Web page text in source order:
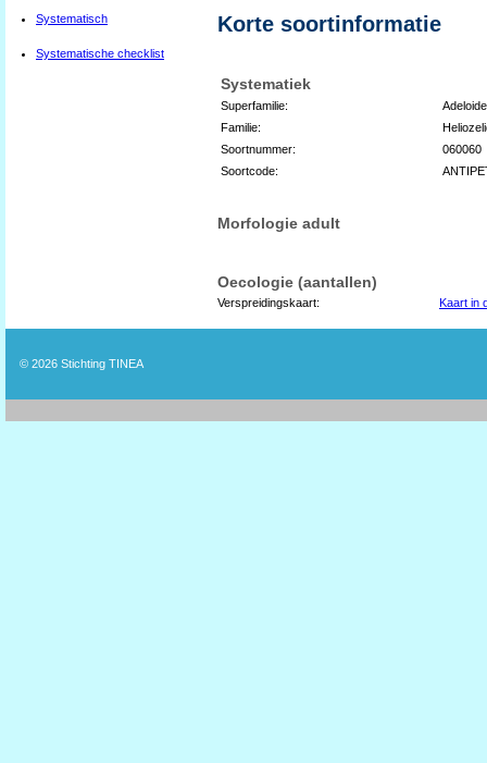
Systematisch
Systematische checklist
Korte soortinformatie
Systematiek
Superfamilie:
Familie:
Soortnummer:
060060
Soortcode:
Morfologie adult
Oecologie (aantallen)
Verspreidingskaart: Kaart in
© 2026 Stichting TINEA